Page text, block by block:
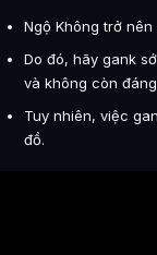
Ngộ Không trở
Do đó, hãy gank
và không còn
Tuy nhiên, việc
đồ.